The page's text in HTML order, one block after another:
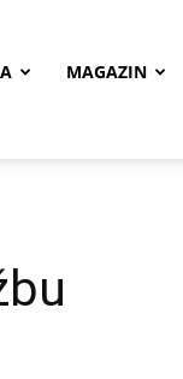
MAGAZIN